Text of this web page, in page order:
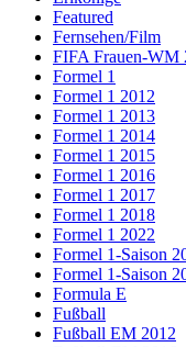
Featured
Fernsehen/Film
FIFA Frauen-WM
Formel 1
Formel 1 2012
Formel 1 2013
Formel 1 2014
Formel 1 2015
Formel 1 2016
Formel 1 2017
Formel 1 2018
Formel 1 2022
Formel 1-Saison
Formel 1-Saison
Formula E
Fußball
Fußball EM 2012